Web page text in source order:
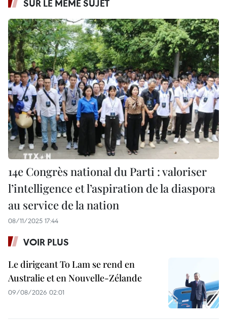
SUR LE MÊME SUJET
14e Congrès national du Parti : valoriser
l’intelligence et l’aspiration de la diaspora
au service de la nation
08/11/2025 17:44
VOIR PLUS
Le dirigeant To Lam se rend en
Australie et en Nouvelle-Zélande
09/08/2026 02:01